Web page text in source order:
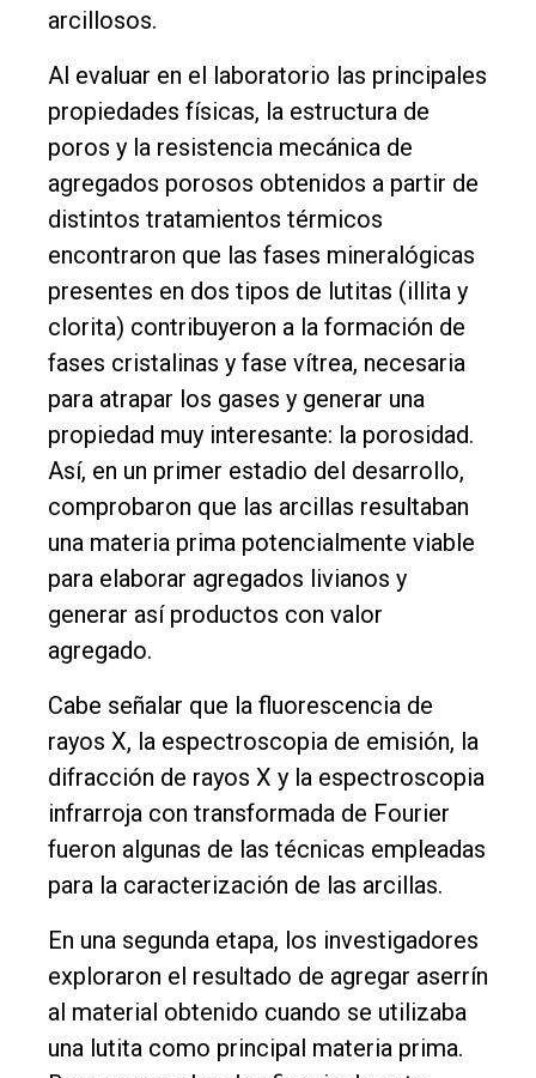
arcillosos.
Al evaluar en el laboratorio las principales
propiedades físicas, la estructura de
poros y la resistencia mecánica de
agregados porosos obtenidos a partir de
distintos tratamientos térmicos
encontraron que las fases mineralógicas
presentes en dos tipos de lutitas (illita y
clorita) contribuyeron a la formación de
fases cristalinas y fase vítrea, necesaria
para atrapar los gases y generar una
propiedad muy interesante: la porosidad.
Así, en un primer estadio del desarrollo,
comprobaron que las arcillas resultaban
una materia prima potencialmente viable
para elaborar agregados livianos y
generar así productos con valor
agregado.
Cabe señalar que la fluorescencia de
rayos X, la espectroscopia de emisión, la
difracción de rayos X y la espectroscopia
infrarroja con transformada de Fourier
fueron algunas de las técnicas empleadas
para la caracterización de las arcillas.
En una segunda etapa, los investigadores
exploraron el resultado de agregar aserrín
al material obtenido cuando se utilizaba
una lutita como principal materia prima.